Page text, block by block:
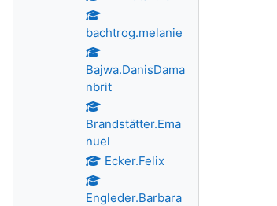
bachtrog.melanie
Bajwa.DanisDama
nbrit
Brandstätter.Ema
nuel
Ecker.Felix
Engleder.Barbara